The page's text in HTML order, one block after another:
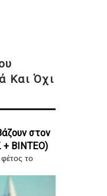
Και Όχι
στον
+ ΒΙΝΤΕΟ)
το